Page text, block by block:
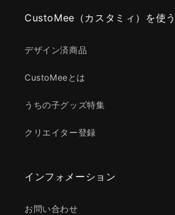
CustoMee（カスタミィ）を使う
デザイン済商品
CustoMeeとは
うちの子グッズ特集
クリエイター登録
インフォメーション
お問い合わせ